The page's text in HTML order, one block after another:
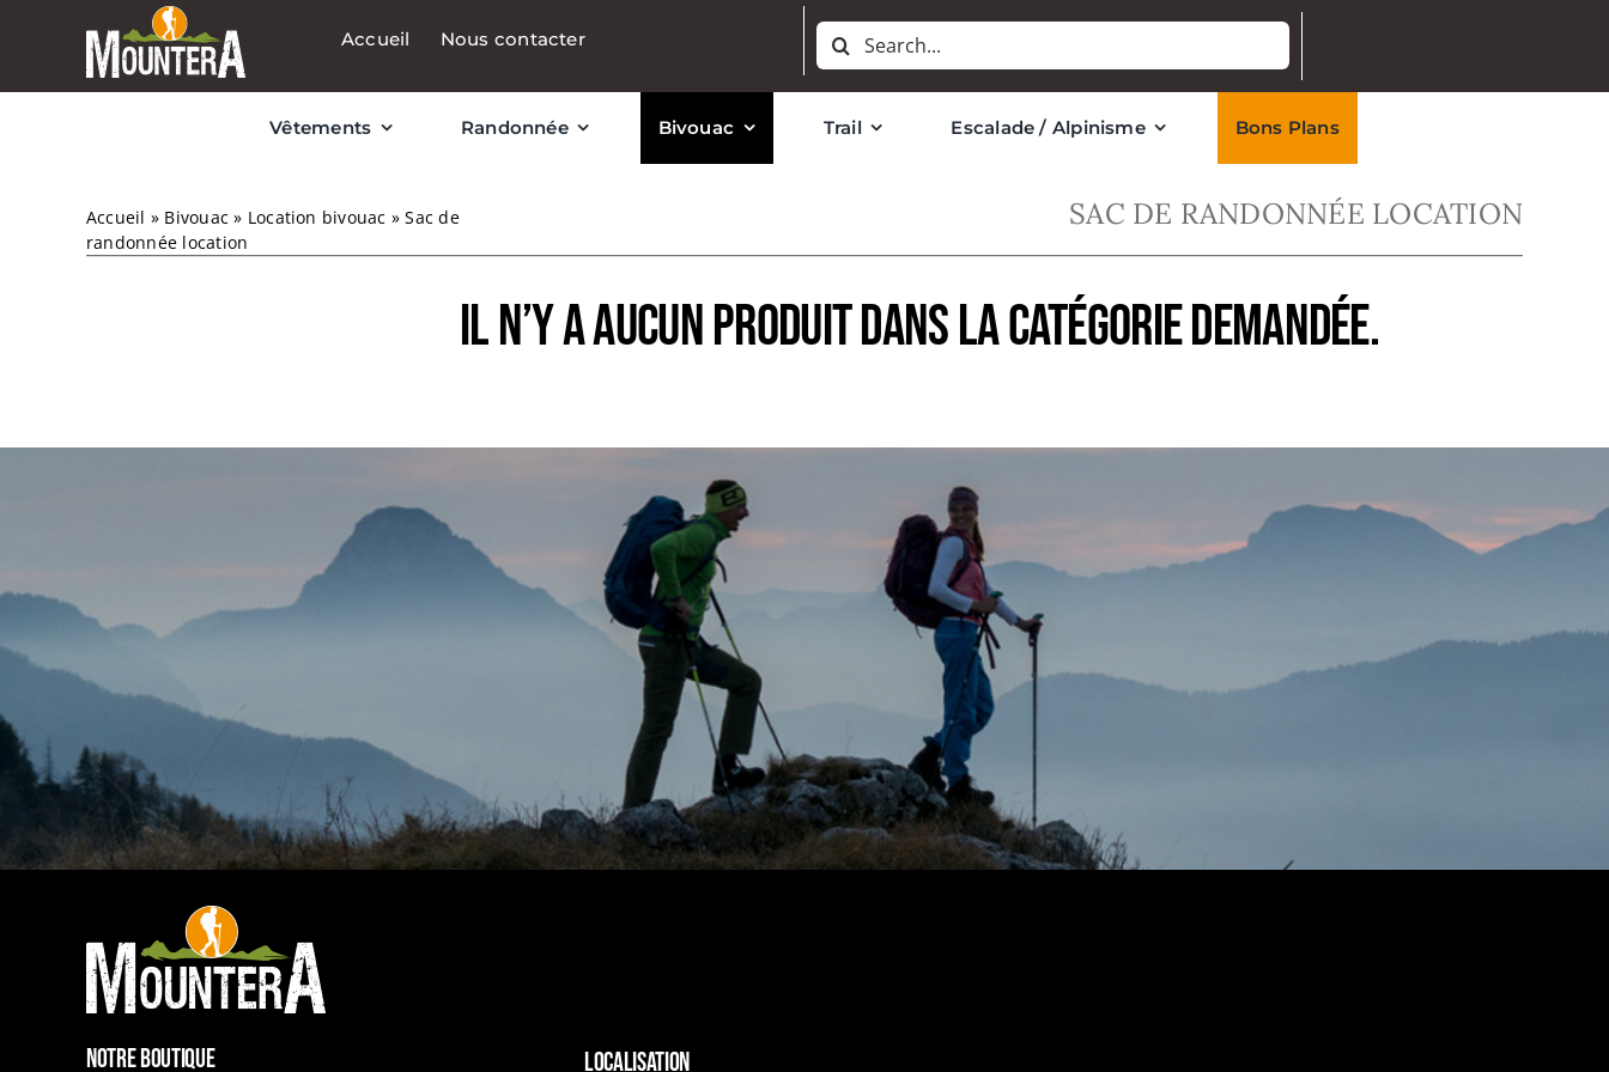
Accueil Nous contacter Rechercher:
Vêtements Randonnée Bivouac Trail Escalade / Alpinisme Bons Plans
Accueil » Bivouac » Location bivouac »Sac de
randonnée location
SAC DE RANDONNÉE LOCATION
Il n’y a aucun produit dans la catégorie demandée.
NOTRE BOUTIQUE LOCALISATION